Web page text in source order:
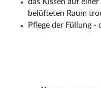
belüfteten Raum
Pflege der Füllung -